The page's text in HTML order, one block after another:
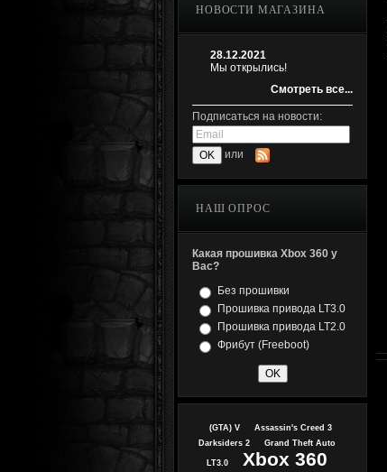
НОВОСТИ МАГАЗИНА
28.12.2021
Мы открылись!
Смотреть все...
Подписаться на новости:
или
НАШ ОПРОС
Какая прошивка Xbox 360 у
Вас?
Без прошивки
Прошивка привода LT3.0
Прошивка привода LT2.0
Фрибут (Freeboot)
(GTA) V
Assassin's Creed 3
Darksiders 2
Grand Theft Auto
LT3.0 Xbox 360